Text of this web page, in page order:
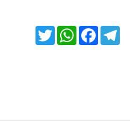
Twitter
WhatsAppFacebookTelegram